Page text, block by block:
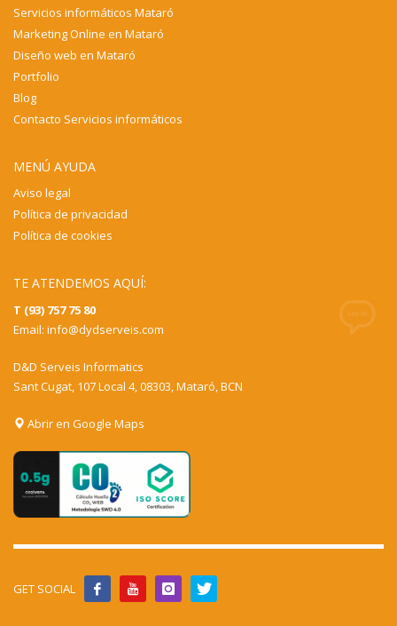
Servicios informáticos Mataró
Marketing Online en Mataró
Diseño web en Mataró
Portfolio
Blog
Contacto Servicios informáticos
MENÚ AYUDA
Aviso legal
Política de privacidad
Política de cookies
TE ATENDEMOS AQUÍ:
T (93) 757 75 80
Email: info@dydserveis.com
D&D Serveis Informatics
Sant Cugat, 107 Local 4, 08303, Mataró, BCN
Abrir en Google Maps
GET SOCIAL